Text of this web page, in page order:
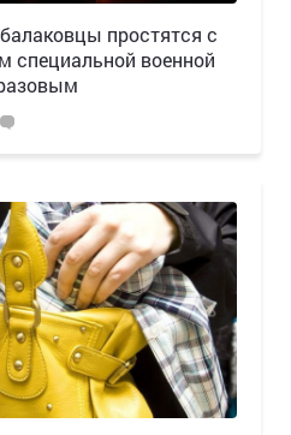
простятся с
специальной военной